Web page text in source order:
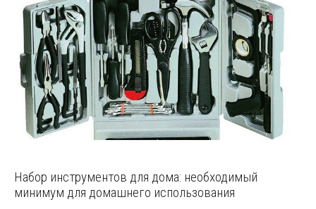
Набор инструментов для дома: необходимый
минимум для домашнего использования